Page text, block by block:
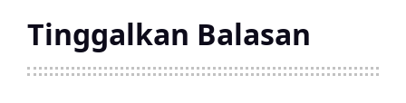
Tinggalkan Balasan